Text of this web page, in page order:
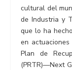
cultural del
de Industria y
que lo ha
en
Plan de
(PRTR)—Next